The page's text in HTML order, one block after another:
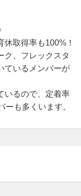
取得率も100%！
ク、フレックスタ
ているメンバーが
いるので、定着率
ーも多くいます。